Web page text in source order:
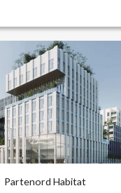
Rev3
Partenord Habitat